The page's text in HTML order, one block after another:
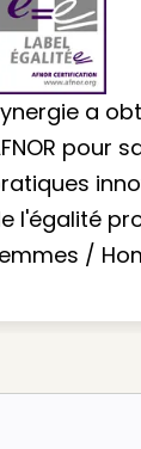
a
pour
l'égalité
/